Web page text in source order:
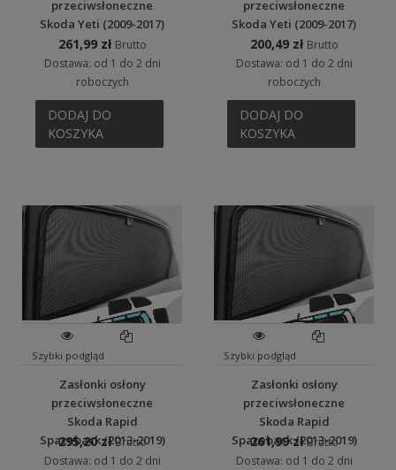
przeciwsłoneczne
Skoda Yeti (2009-2017)
261,99 zł Brutto
Dostawa: od 1 do 2 dni
roboczych
DODAJ DO
KOSZYKA
przeciwsłoneczne
Skoda Yeti (2009-2017)
200,49 zł Brutto
Dostawa: od 1 do 2 dni
roboczych
DODAJ DO
KOSZYKA
Szybki podgląd
Zasłonki osłony
przeciwsłoneczne
Skoda Rapid
Spaceback (2013-2019)
295,20 zł Brutto
Dostawa: od 1 do 2 dni
Szybki podgląd
Zasłonki osłony
przeciwsłoneczne
Skoda Rapid
Spaceback (2013-2019)
261,99 zł Brutto
Dostawa: od 1 do 2 dni